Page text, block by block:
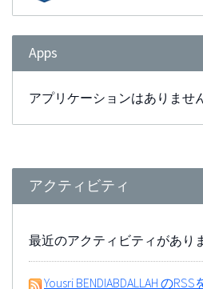
Apps
アプリケーションはありませ
アクティビティ
最近のアクティビティがあり
Yousri BENDIABDALLAH の